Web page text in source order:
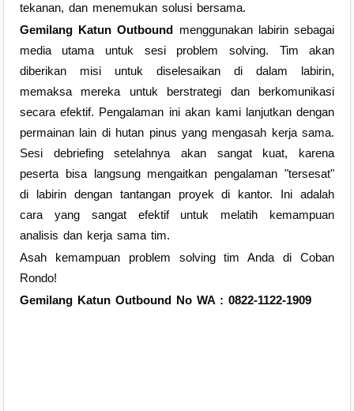
tekanan, dan menemukan solusi bersama.
Gemilang Katun Outbound menggunakan labirin sebagai
media utama untuk sesi problem solving. Tim akan
diberikan misi untuk diselesaikan di dalam labirin,
memaksa mereka untuk berstrategi dan berkomunikasi
secara efektif. Pengalaman ini akan kami lanjutkan dengan
permainan lain di hutan pinus yang mengasah kerja sama.
Sesi debriefing setelahnya akan sangat kuat, karena
peserta bisa langsung mengaitkan pengalaman "tersesat"
di labirin dengan tantangan proyek di kantor. Ini adalah
cara yang sangat efektif untuk melatih kemampuan
analisis dan kerja sama tim.
Asah kemampuan problem solving tim Anda di Coban
Rondo!
Gemilang Katun Outbound No WA : 0822-1122-1909